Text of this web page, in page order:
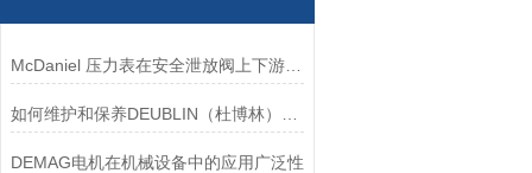
McDaniel 压力表在安全泄放阀上下游压力监测中的应用
DEMAG电机在机械设备中的应用广泛性